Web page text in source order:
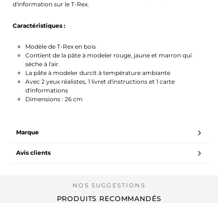
d'information sur le T-Rex.
Caractéristiques :
Modèle de T-Rex en bois
Contient de la pâte à modeler rouge, jaune et marron qui
sèche à l'air.
La pâte à modeler durcit à température ambiante
Avec 2 yeux réalistes, 1 livret d'instructions et 1 carte
d'informations
Dimensions : 26 cm
Marque
Avis clients
PRODUITS RECOMMANDÉS